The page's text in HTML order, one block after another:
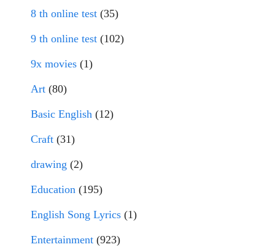
8 th online test (35)
9 th online test (102)
9x movies (1)
Art (80)
Basic English (12)
Craft (31)
drawing (2)
Education (195)
English Song Lyrics (1)
Entertainment (923)